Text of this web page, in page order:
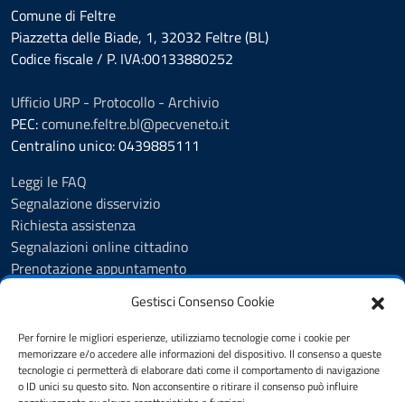
Gestisci Consenso Cookie
Per fornire le migliori esperienze, utilizziamo tecnologie come i cookie per
memorizzare e/o accedere alle informazioni del dispositivo. Il consenso a queste
tecnologie ci permetterà di elaborare dati come il comportamento di navigazione
o ID unici su questo sito. Non acconsentire o ritirare il consenso può influire
Comune di Feltre
Piazzetta delle Biade, 1, 32032 Feltre (BL)
Codice fiscale / P. IVA:00133880252
Ufficio URP - Protocollo - Archivio
PEC:comune.feltre.bl@pecveneto.it
Centralino unico: 0439885111
Leggi le FAQ
Segnalazione disservizio
Richiesta assistenza
Segnalazioni online cittadino
Prenotazione appuntamento
Amministrazione trasparente
Informativa privacy
Cookie Policy (UE)